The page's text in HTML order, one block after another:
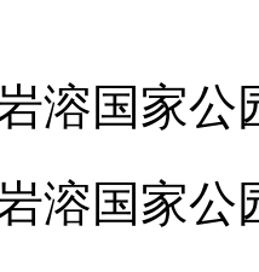
国家公
国家公